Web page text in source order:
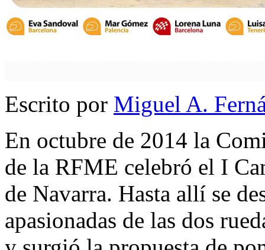
Escrito por Miguel A.
En octubre de 2014 la
de la RFME celebró el I
de Navarra. Hasta allí se
apasionadas de las dos